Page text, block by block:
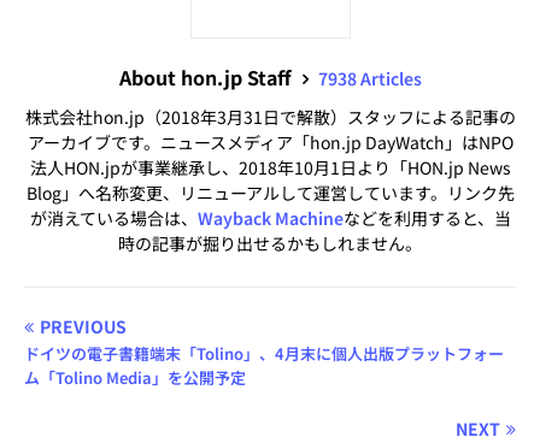
About hon.jp Staff
7938 Articles
株式会社hon.jp（2018年3月31日で解散）スタッフによる記事の
アーカイブです。ニュースメディア「hon.jp DayWatch」はNPO
法人HON.jpが事業継承し、2018年10月1日より「HON.jp News
Blog」へ名称変更、リニューアルして運営しています。リンク先
が消えている場合は、 Wayback Machineなどを利用すると、当
時の記事が掘り出せるかもしれません。
PREVIOUS
ドイツの電子書籍端末「Tolino」、4月末に個人出版プラットフォー
ム「Tolino Media」を公開予定
NEXT